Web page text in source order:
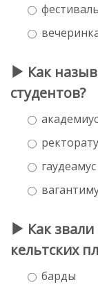
фестиваль
Как
студентов?
академиус
гаудеамус
Как
кельтских
барды